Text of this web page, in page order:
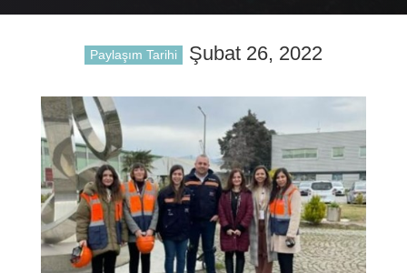
Paylaşım Tarihi Şubat 26, 2022